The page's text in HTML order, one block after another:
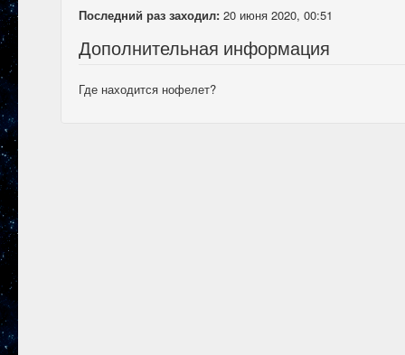
Последний раз заходил: 20 июня 2020, 00:51
Дополнительная информация
Где находится нофелет?